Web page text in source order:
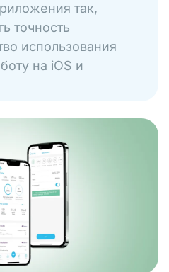
так,
точность
использования
на iOS и